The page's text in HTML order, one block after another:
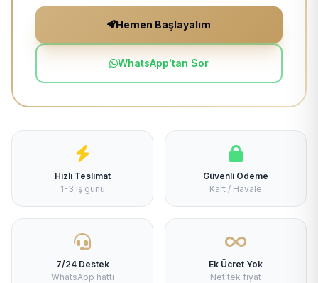
Hemen Başlayalım
WhatsApp'tan Sor
Hızlı Teslimat
1-3 iş günü
Güvenli Ödeme
Kart / Havale
7/24 Destek
WhatsApp hattı
Ek Ücret Yok
Net tek fiyat